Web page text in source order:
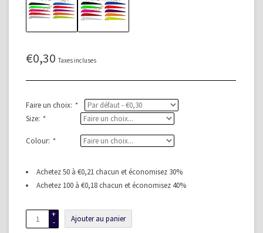
€0,30 Taxes incluses
Faire un choix: *
Size: *
Colour: *
Achetez 50 à €0,21 chacun et économisez 30%
Achetez 100 à €0,18 chacun et économisez 40%
+
-
Ajouter au panier